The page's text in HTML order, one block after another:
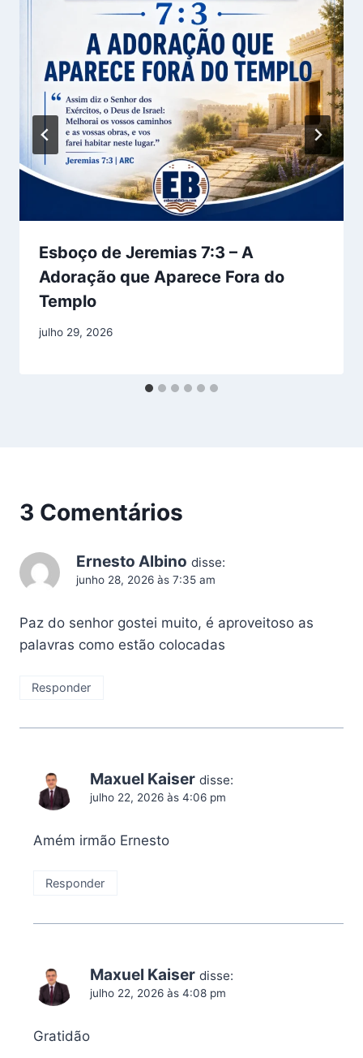
Esboço de Jeremias 7:3 – A
Adoração que Aparece Fora do
Templo
julho 29, 2026
3 Comentários
Ernesto Albino disse:
junho 28, 2026 às 7:35 am
Paz do senhor gostei muito, é aproveitoso as
palavras como estão colocadas
Responder
Maxuel Kaiser disse:
julho 22, 2026 às 4:06 pm
Amém irmão Ernesto
Responder
Maxuel Kaiser disse:
julho 22, 2026 às 4:08 pm
Gratidão